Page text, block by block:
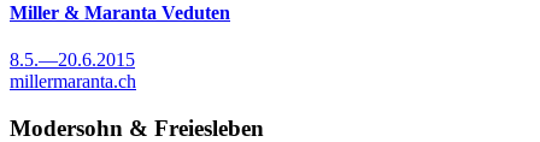
Miller & Maranta Veduten
8.5.—20.6.2015
millermaranta.ch
Modersohn & Freiesleben